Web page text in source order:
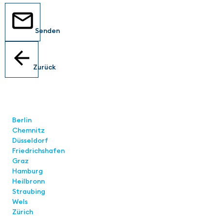
Senden
Zurück
Berlin
Chemnitz
Düsseldorf
Friedrichshafen
Graz
Hamburg
Heilbronn
Straubing
Wels
Zürich